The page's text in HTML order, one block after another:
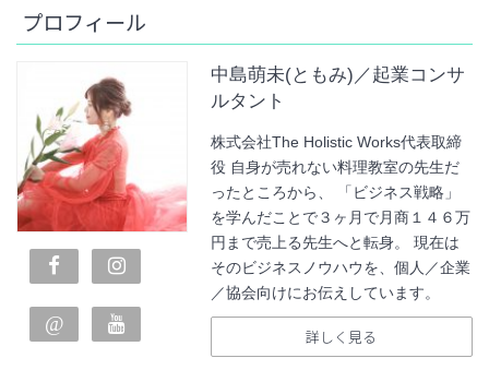
プロフィール
中島萌未(ともみ)／起業コンサ
ルタント
株式会社The Holistic Works代表取締
役 自身が売れない料理教室の先生だ
ったところから、 「ビジネス戦略」
を学んだことで３ヶ月で月商１４６万
円まで売上る先生へと転身。 現在は
そのビジネスノウハウを、個人／企業
／協会向けにお伝えしています。
詳しく見る